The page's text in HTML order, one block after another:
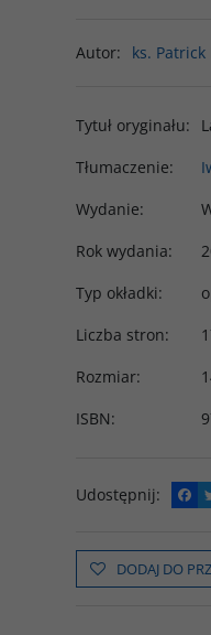
Autor: ks.
Tytuł oryginału:
Tłumaczenie:
Wydanie:
Rok wydania:
Typ okładki:
Liczba stron:
Rozmiar:
ISBN:
Udostępnij:
F
a
e
b
o
DODAJ DO